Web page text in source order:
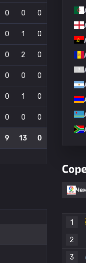
0 0 0
0 1 0
0 2 0
0 0 0
0 1 0
0 0 0
9 13 0
1
2
3